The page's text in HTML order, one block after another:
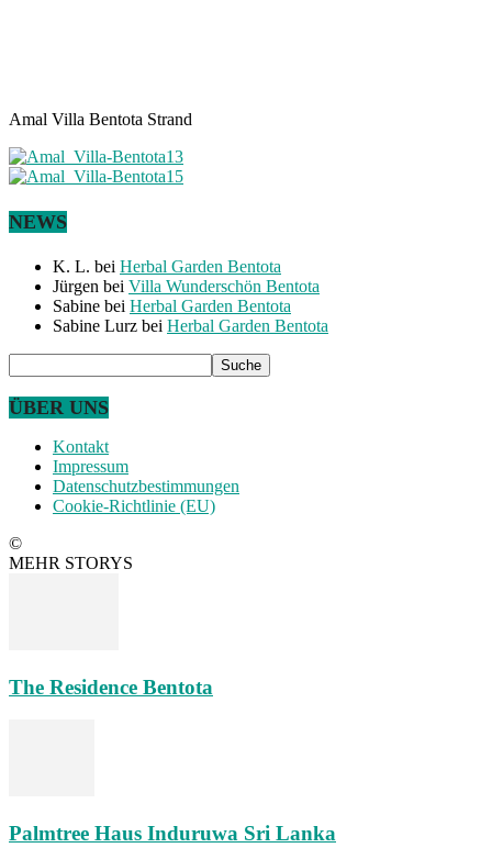
Amal Villa Bentota Strand
NEWS
K. L. bei Herbal Garden Bentota
Jürgen bei Villa Wunderschön Bentota
Sabine bei Herbal Garden Bentota
Sabine Lurz bei Herbal Garden Bentota
ÜBER UNS
Kontakt
Impressum
Datenschutzbestimmungen
Cookie-Richtlinie (EU)
©
MEHR STORYS
The Residence Bentota
Palmtree Haus Induruwa Sri Lanka